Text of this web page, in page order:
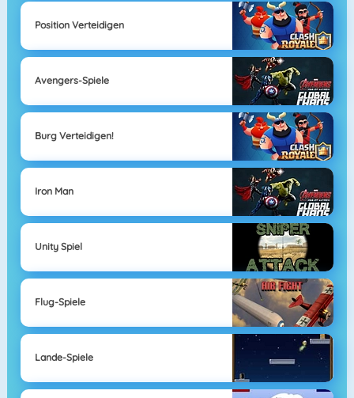
Position Verteidigen
Avengers-Spiele
Burg Verteidigen!
Iron Man
Unity Spiel
Flug-Spiele
Lande-Spiele